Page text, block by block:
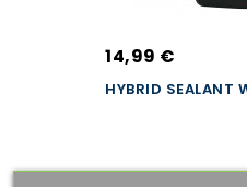
14,99 €
HYBRID SEALANT